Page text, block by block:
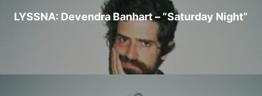
LYSSNA: Devendra Banhart – ”Saturday Night”